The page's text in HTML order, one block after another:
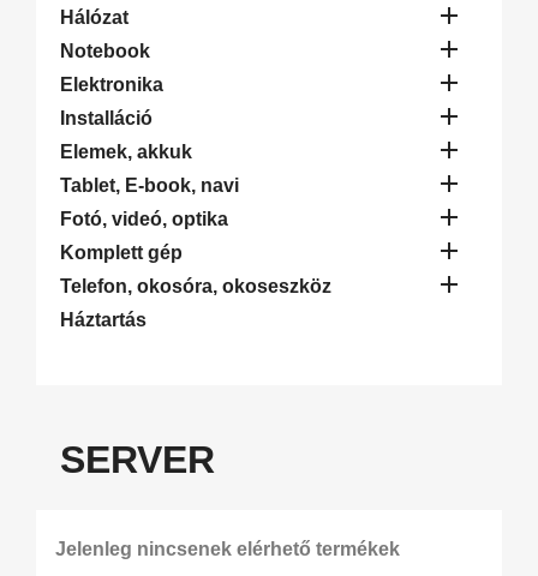
Hálózat 
Notebook 
Elektronika 
Installáció 
Elemek, akkuk 
Tablet, E-book, navi 
Fotó, videó, optika 
Komplett gép 
Telefon, okosóra, okoseszköz 
Háztartás
SERVER
Jelenleg nincsenek elérhető termékek